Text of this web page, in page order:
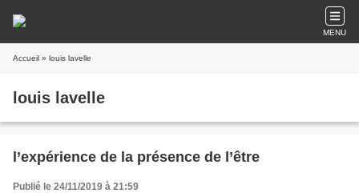
MENU
Accueil » louis lavelle
louis lavelle
l’expérience de la présence de l’être
Publié le 24/11/2019 à 21:59